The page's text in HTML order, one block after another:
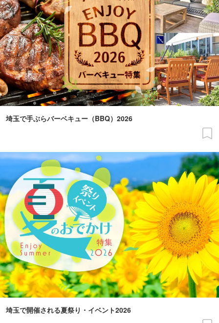
埼玉で手ぶらバーベキュー（BBQ）2026
埼玉で開催される夏祭り・イベント2026